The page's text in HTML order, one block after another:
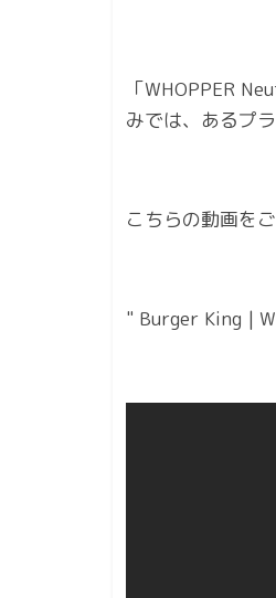
「WHOPPER
みでは、あるプ
こちらの動画を
" Burger King |